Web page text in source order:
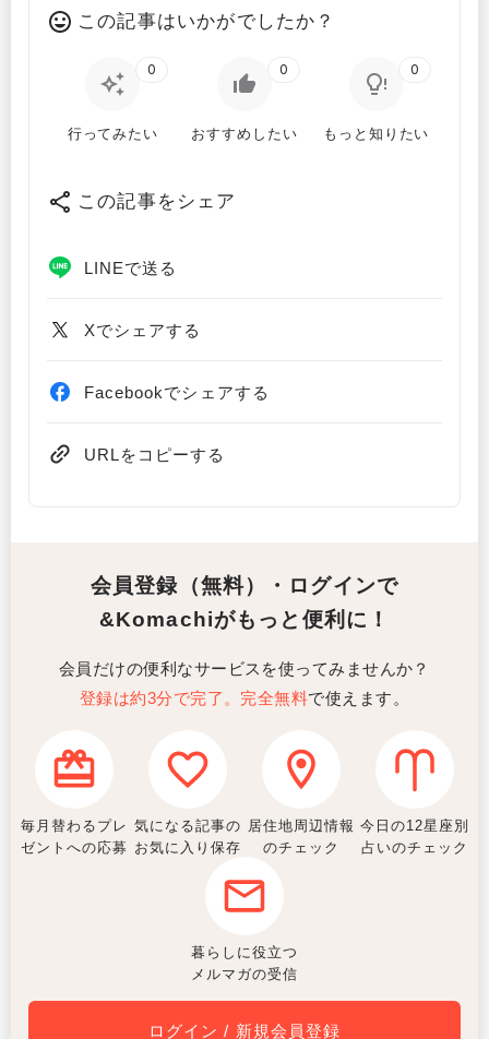
この記事はいかがでしたか？
行ってみたい
0
おすすめしたい
0
もっと知りたい
0
この記事をシェア
LINEで送る
Xでシェアする
Facebookでシェアする
URLをコピーする
会員登録（無料）・ログインで
&Komachiがもっと便利に！
会員だけの便利なサービスを使ってみませんか？
登録は約3分で完了。完全無料で使えます。
毎月替わるプレ
ゼントへの応募
気になる記事の
お気に入り保存
居住地周辺情報
のチェック
今日の12星座別
占いのチェック
暮らしに役立つ
メルマガの受信
ログイン / 新規会員登録